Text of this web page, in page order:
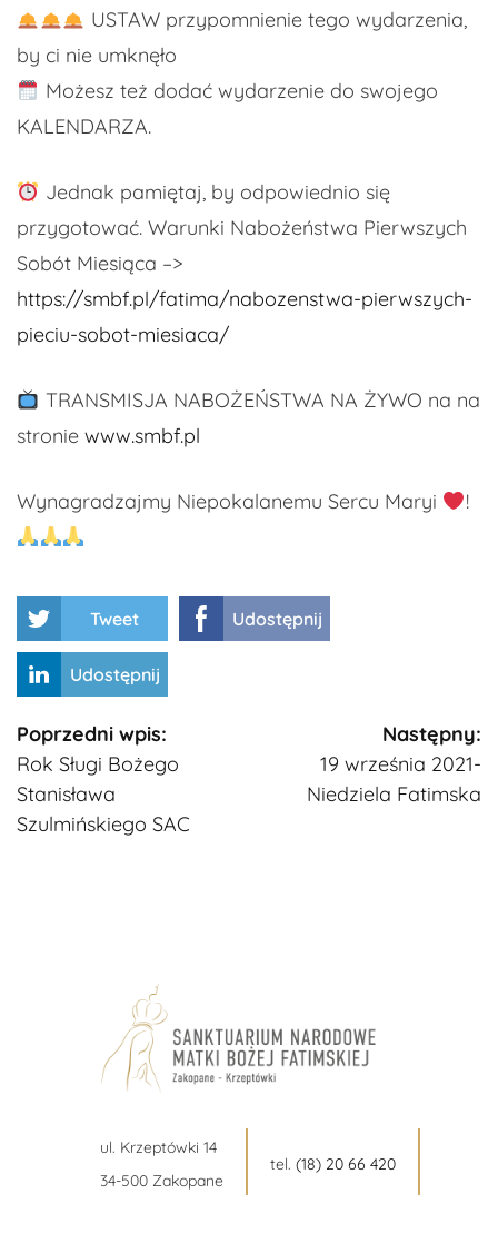
USTAW przypomnienie tego wydarzenia,
by ci nie umknęło
Możesz też dodać wydarzenie do swojego
KALENDARZA.
Jednak pamiętaj, by odpowiednio się
przygotować. Warunki Nabożeństwa Pierwszych
Sobót Miesiąca –>
https://smbf.pl/fatima/nabozenstwa-pierwszych-
pieciu-sobot-miesiaca/
TRANSMISJA NABOŻEŃSTWA NA ŻYWO na na
stronie www.smbf.pl
Wynagradzajmy Niepokalanemu Sercu Maryi !
Tweet Udostępnij
Udostępnij
Kontynuuj
czytanie
Poprzedni wpis:
Rok Sługi Bożego
Stanisława
Szulmińskiego SAC
Następny:
19 września 2021-
Niedziela Fatimska
ul. Krzeptówki 14
34-500 Zakopane
tel. (18) 20 66 420